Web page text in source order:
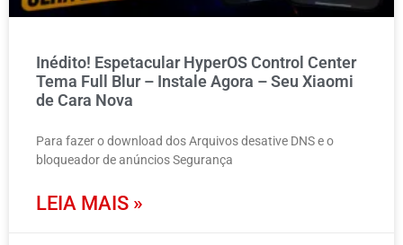
Inédito! Espetacular HyperOS Control Center
Tema Full Blur – Instale Agora – Seu Xiaomi
de Cara Nova
Para fazer o download dos Arquivos desative DNS e o
bloqueador de anúncios Segurança
LEIA MAIS »